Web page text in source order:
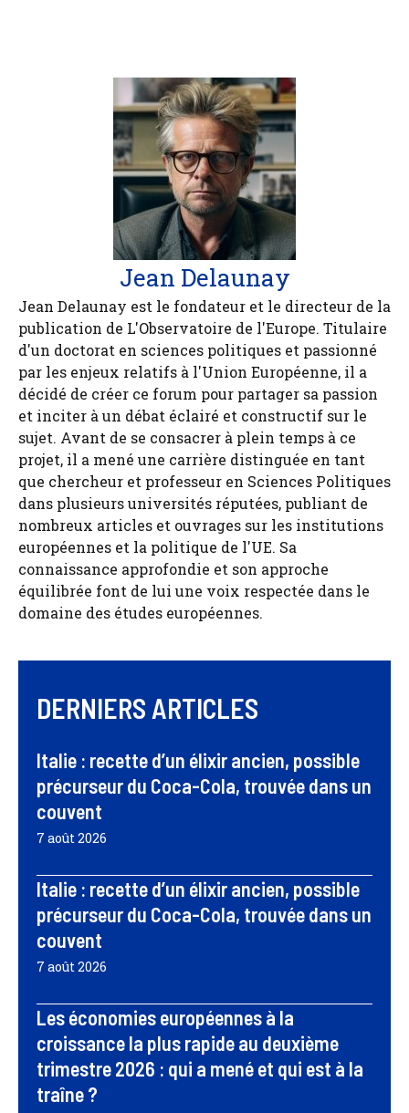
Jean Delaunay
Jean Delaunay est le fondateur et le directeur de la
publication de L'Observatoire de l'Europe. Titulaire
d'un doctorat en sciences politiques et passionné
par les enjeux relatifs à l'Union Européenne, il a
décidé de créer ce forum pour partager sa passion
et inciter à un débat éclairé et constructif sur le
sujet. Avant de se consacrer à plein temps à ce
projet, il a mené une carrière distinguée en tant
que chercheur et professeur en Sciences Politiques
dans plusieurs universités réputées, publiant de
nombreux articles et ouvrages sur les institutions
européennes et la politique de l'UE. Sa
connaissance approfondie et son approche
équilibrée font de lui une voix respectée dans le
domaine des études européennes.
DERNIERS ARTICLES
Italie : recette d’un élixir ancien, possible
précurseur du Coca-Cola, trouvée dans un
couvent
7 août 2026
Italie : recette d’un élixir ancien, possible
précurseur du Coca-Cola, trouvée dans un
couvent
7 août 2026
Les économies européennes à la
croissance la plus rapide au deuxième
trimestre 2026 : qui a mené et qui est à la
traîne ?